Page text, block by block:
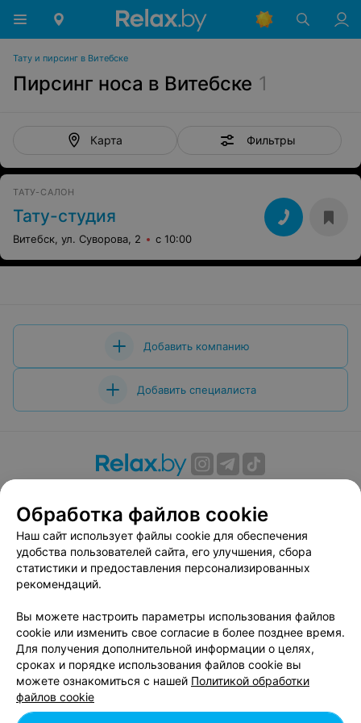
Тату и пирсинг в Витебске
Пирсинг носа в Витебске 1
Карта Фильтры
ТАТУ-САЛОН
Тату-студия
Витебск, ул. Суворова, 2 с 10:00
Добавить компанию
Добавить специалиста
Вакансии
Публичный договор
Способы оплаты
Публичный договор по использованию сервиса
«Афиша»
Пользовательское соглашение
Связаться по вопросам сотрудничества
Написать руководителю relax.by
Персональные настройки cookie
Обработка персональных данных
Обработка файлов cookie
Наш сайт использует файлы cookie для обеспечения
удобства пользователей сайта, его улучшения, сбора
статистики и предоставления персонализированных
рекомендаций.
Вы можете настроить параметры использования файлов
cookie или изменить свое согласие в более позднее время.
Для получения дополнительной информации о целях,
сроках и порядке использования файлов cookie вы
можете ознакомиться с нашей Политикой обработки
файлов cookie